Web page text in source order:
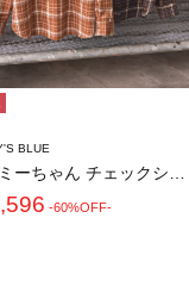
BLUE
-60%OFF-